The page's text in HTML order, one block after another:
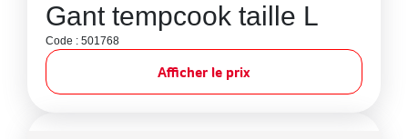
Gant tempcook taille L
Code : 501768
Afficher le prix